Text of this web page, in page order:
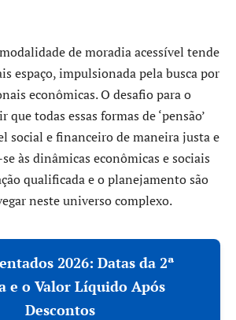
de moradia acessível tende
espaço, impulsionada pela busca por
econômicas. O desafio para o
todas essas formas de ‘pensão’
social e financeiro de maneira justa e
às dinâmicas econômicas e sociais
qualificada e o planejamento são
neste universo complexo.
2026: Datas da 2ª
e o Valor Líquido Após
Descontos